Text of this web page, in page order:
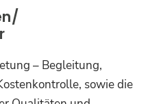
– Begleitung,
sowie die